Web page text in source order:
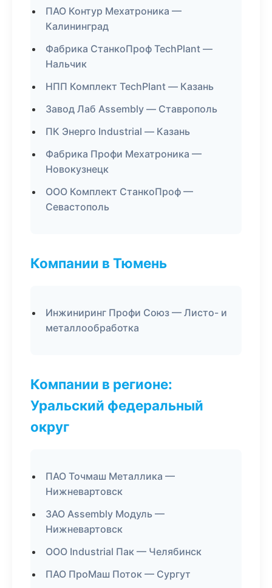
ПАО Контур Мехатроника —
Калининград
Фабрика СтанкоПроф TechPlant —
Нальчик
НПП Комплект TechPlant — Казань
Завод Лаб Assembly — Ставрополь
ПК Энерго Industrial — Казань
Фабрика Профи Мехатроника —
Новокузнецк
ООО Комплект СтанкоПроф —
Севастополь
Компании в Тюмень
Инжиниринг Профи Союз — Листо- и
металлообработка
Компании в регионе:
Уральский федеральный
округ
ПАО Точмаш Металлика —
Нижневартовск
ЗАО Assembly Модуль —
Нижневартовск
ООО Industrial Пак — Челябинск
ПАО ПроМаш Поток — Сургут